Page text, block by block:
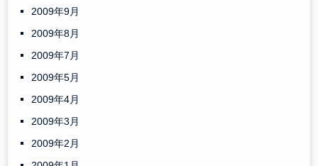
2009年9月
2009年8月
2009年7月
2009年5月
2009年4月
2009年3月
2009年2月